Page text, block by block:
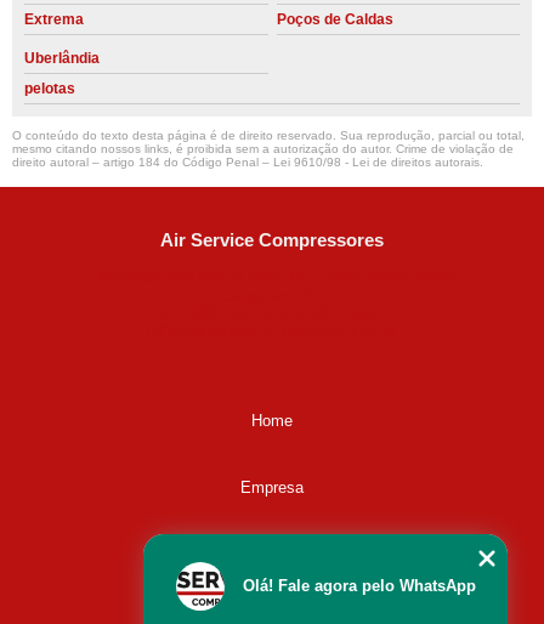
Extrema
Poços de Caldas
Uberlândia
pelotas
O conteúdo do texto desta página é de direito reservado. Sua reprodução, parcial ou total,
mesmo citando nossos links, é proibida sem a autorização do autor. Crime de violação de
direito autoral – artigo 184 do Código Penal – Lei 9610/98 - Lei de direitos autorais.
Air Service Compressores
Home
Empresa
Olá! Fale agora pelo WhatsApp